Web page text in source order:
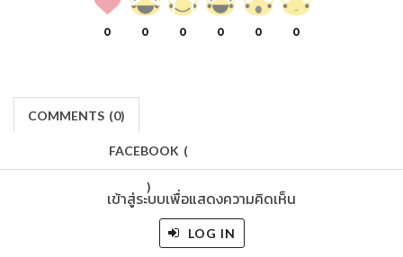
0 0 0 0 0 0
COMMENTS (0)
FACEBOOK (
)
เข้าสู่ระบบเพื่อแสดงความคิดเห็น
LOG IN